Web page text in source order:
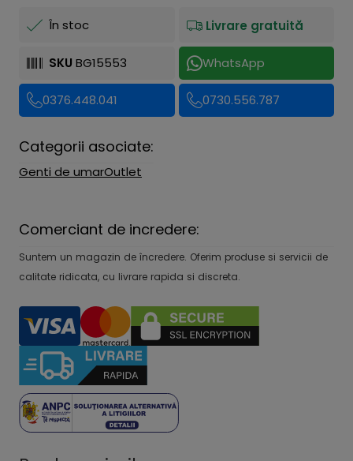
În stoc Livrare gratuită
SKU BG15553 WhatsApp
0376.448.041 0730.556.787
Categorii asociate:
Genti de umarOutlet
Comerciant de incredere:
Suntem un magazin de încredere. Oferim produse si servicii de
calitate ridicata, cu livrare rapida si discreta.